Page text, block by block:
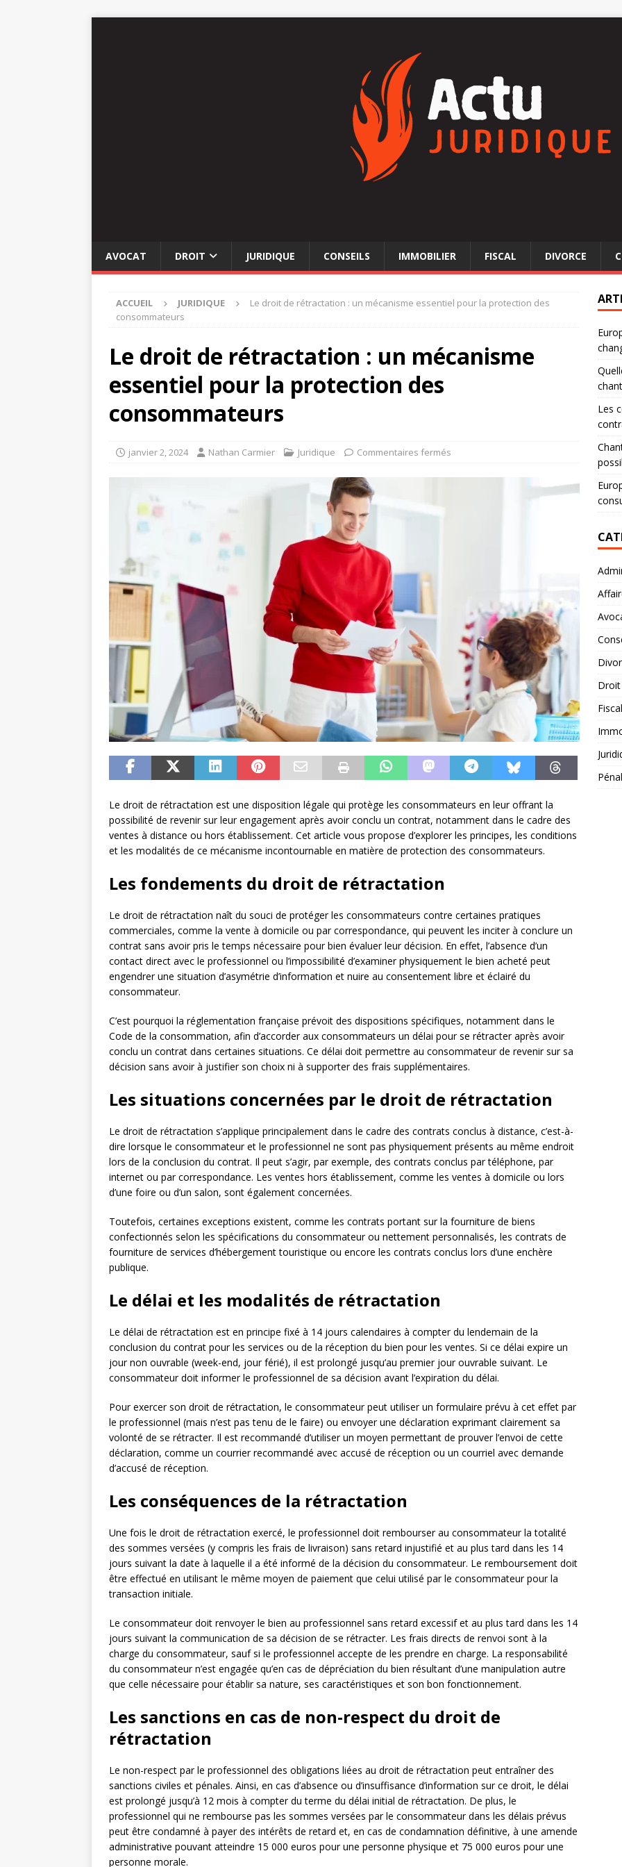
AVOCAT DROIT JURIDIQUE CONSEILS IMMOBILIER FISCAL DIVORCE
ACCUEIL JURIDIQUE
Le droit de rétractation : un mécanisme essentiel pour la protection des
consommateurs
Le droit de rétractation : un mécanisme
essentiel pour la protection des
consommateurs
janvier 2, 2024 Nathan Carmier Juridique Commentaires fermés
Le droit de rétractation est une disposition légale qui protège les consommateurs en leur offrant la
possibilité de revenir sur leur engagement après avoir conclu un contrat, notamment dans le cadre des
ventes à distance ou hors établissement. Cet article vous propose d’explorer les principes, les conditions
et les modalités de ce mécanisme incontournable en matière de protection des consommateurs.
Les fondements du droit de rétractation
Le droit de rétractation naît du souci de protéger les consommateurs contre certaines pratiques
commerciales, comme la vente à domicile ou par correspondance, qui peuvent les inciter à conclure un
contrat sans avoir pris le temps nécessaire pour bien évaluer leur décision. En effet, l’absence d’un
contact direct avec le professionnel ou l’impossibilité d’examiner physiquement le bien acheté peut
engendrer une situation d’asymétrie d’information et nuire au consentement libre et éclairé du
consommateur.
C’est pourquoi la réglementation française prévoit des dispositions spécifiques, notamment dans le
Code de la consommation, afin d’accorder aux consommateurs un délai pour se rétracter après avoir
conclu un contrat dans certaines situations. Ce délai doit permettre au consommateur de revenir sur sa
décision sans avoir à justifier son choix ni à supporter des frais supplémentaires.
Les situations concernées par le droit de rétractation
Le droit de rétractation s’applique principalement dans le cadre des contrats conclus à distance, c’est-à-
dire lorsque le consommateur et le professionnel ne sont pas physiquement présents au même endroit
lors de la conclusion du contrat. Il peut s’agir, par exemple, des contrats conclus par téléphone, par
internet ou par correspondance. Les ventes hors établissement, comme les ventes à domicile ou lors
d’une foire ou d’un salon, sont également concernées.
Toutefois, certaines exceptions existent, comme les contrats portant sur la fourniture de biens
confectionnés selon les spécifications du consommateur ou nettement personnalisés, les contrats de
fourniture de services d’hébergement touristique ou encore les contrats conclus lors d’une enchère
publique.
Le délai et les modalités de rétractation
Le délai de rétractation est en principe fixé à 14 jours calendaires à compter du lendemain de la
conclusion du contrat pour les services ou de la réception du bien pour les ventes. Si ce délai expire un
jour non ouvrable (week-end, jour férié), il est prolongé jusqu’au premier jour ouvrable suivant. Le
consommateur doit informer le professionnel de sa décision avant l’expiration du délai.
Pour exercer son droit de rétractation, le consommateur peut utiliser un formulaire prévu à cet effet par
le professionnel (mais n’est pas tenu de le faire) ou envoyer une déclaration exprimant clairement sa
volonté de se rétracter. Il est recommandé d’utiliser un moyen permettant de prouver l’envoi de cette
déclaration, comme un courrier recommandé avec accusé de réception ou un courriel avec demande
d’accusé de réception.
Les conséquences de la rétractation
Une fois le droit de rétractation exercé, le professionnel doit rembourser au consommateur la totalité
des sommes versées (y compris les frais de livraison) sans retard injustifié et au plus tard dans les 14
jours suivant la date à laquelle il a été informé de la décision du consommateur. Le remboursement doit
être effectué en utilisant le même moyen de paiement que celui utilisé par le consommateur pour la
transaction initiale.
Le consommateur doit renvoyer le bien au professionnel sans retard excessif et au plus tard dans les 14
jours suivant la communication de sa décision de se rétracter. Les frais directs de renvoi sont à la
charge du consommateur, sauf si le professionnel accepte de les prendre en charge. La responsabilité
du consommateur n’est engagée qu’en cas de dépréciation du bien résultant d’une manipulation autre
que celle nécessaire pour établir sa nature, ses caractéristiques et son bon fonctionnement.
Les sanctions en cas de non-respect du droit de
rétractation
Le non-respect par le professionnel des obligations liées au droit de rétractation peut entraîner des
sanctions civiles et pénales. Ainsi, en cas d’absence ou d’insuffisance d’information sur ce droit, le délai
est prolongé jusqu’à 12 mois à compter du terme du délai initial de rétractation. De plus, le
professionnel qui ne rembourse pas les sommes versées par le consommateur dans les délais prévus
peut être condamné à payer des intérêts de retard et, en cas de condamnation définitive, à une amende
administrative pouvant atteindre 15 000 euros pour une personne physique et 75 000 euros pour une
personne morale.
Les
Droit
Fiscal
Pénal